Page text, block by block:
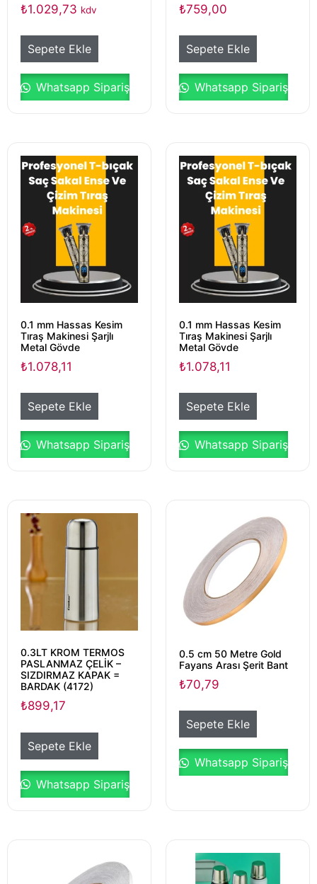
₺1.029,73 kdv
Sepete Ekle
Whatsapp Sipariş
₺759,00
Sepete Ekle
Whatsapp Sipariş
0.1 mm Hassas Kesim
Tıraş Makinesi Şarjlı
Metal Gövde
₺1.078,11
Sepete Ekle
Whatsapp Sipariş
0.1 mm Hassas Kesim
Tıraş Makinesi Şarjlı
Metal Gövde
₺1.078,11
Sepete Ekle
Whatsapp Sipariş
0.3LT KROM TERMOS
PASLANMAZ ÇELİK –
SIZDIRMAZ KAPAK =
BARDAK (4172)
₺899,17
Sepete Ekle
Whatsapp Sipariş
0.5 cm 50 Metre Gold
Fayans Arası Şerit Bant
₺70,79
Sepete Ekle
Whatsapp Sipariş